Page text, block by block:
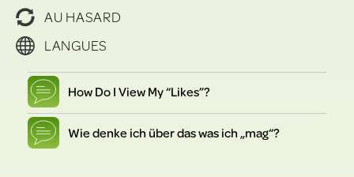
AU HASARD
LANGUES
How Do I View My “Likes”?
Wie denke ich über das was ich „mag“?